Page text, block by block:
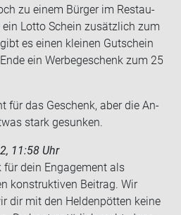
zu einem Bür­ger im Re­stau­
Lotto Schein zu­sätz­lich zum
es einen klei­nen Gut­schein
ein Wer­be­ge­schenk zum 25
für das Ge­schenk, aber die An­
stark ge­sun­ken.
11:58 Uhr
für dein Engagement als
konstruktiven Beitrag. Wir
dir mit den Heldenpötten keine